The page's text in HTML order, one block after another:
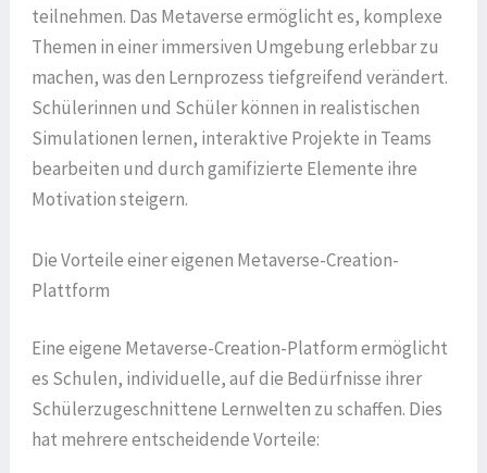
teilnehmen. Das Metaverse ermöglicht es, komplexe
Themen in einer immersiven Umgebung erlebbar zu
machen, was den Lernprozess tiefgreifend verändert.
Schülerinnen und Schüler können in realistischen
Simulationen lernen, interaktive Projekte in Teams
bearbeiten und durch gamifizierte Elemente ihre
Motivation steigern.
Die Vorteile einer eigenen Metaverse-Creation-
Plattform
Eine eigene Metaverse-Creation-Platform ermöglicht
es Schulen, individuelle, auf die Bedürfnisse ihrer
Schülerzugeschnittene Lernwelten zu schaffen. Dies
hat mehrere entscheidende Vorteile: